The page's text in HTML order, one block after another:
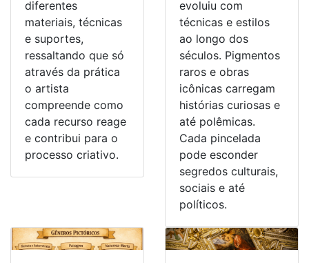
diferentes
materiais, técnicas
e suportes,
ressaltando que só
através da prática
o artista
compreende como
cada recurso reage
e contribui para o
processo criativo.
evoluiu com
técnicas e estilos
ao longo dos
séculos. Pigmentos
raros e obras
icônicas carregam
histórias curiosas e
até polêmicas.
Cada pincelada
pode esconder
segredos culturais,
sociais e até
políticos.